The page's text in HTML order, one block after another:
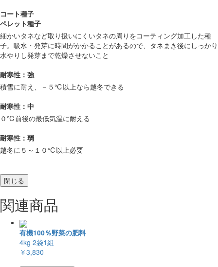
コート種子
ペレット種子
細かいタネなど取り扱いにくいタネの周りをコーティング加工した種
子。吸水・発芽に時間がかかることがあるので、タネまき後にしっかり
水やりし発芽まで乾燥させないこと
耐寒性：強
積雪に耐え、－５℃以上なら越冬できる
耐寒性：中
０℃前後の最低気温に耐える
耐寒性：弱
越冬に５～１０℃以上必要
閉じる
関連商品
有機100％野菜の肥料
4kg 2袋1組
￥3,830